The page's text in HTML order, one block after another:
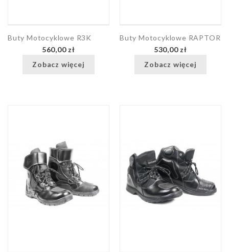
Buty Motocyklowe R3K
560,00 zł
Zobacz więcej
Buty Motocyklowe RAPTOR
530,00 zł
Zobacz więcej